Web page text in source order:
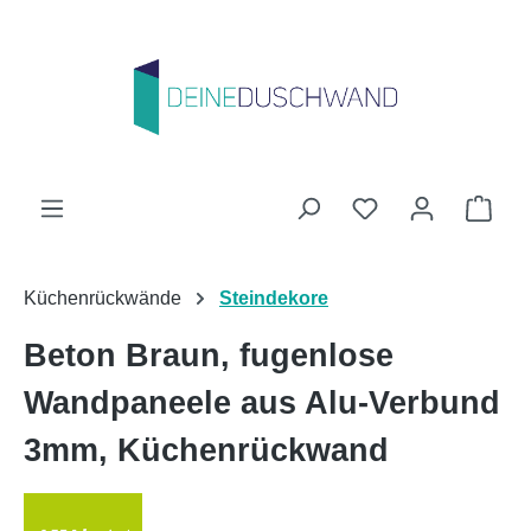
Du hast 0
Küchenrückwände Steindekore
Beton Braun, fugenlose
Wandpaneele aus Alu-Verbund
3mm, Küchenrückwand